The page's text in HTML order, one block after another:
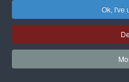
Ok, I've
significado de
hay que recordar
así